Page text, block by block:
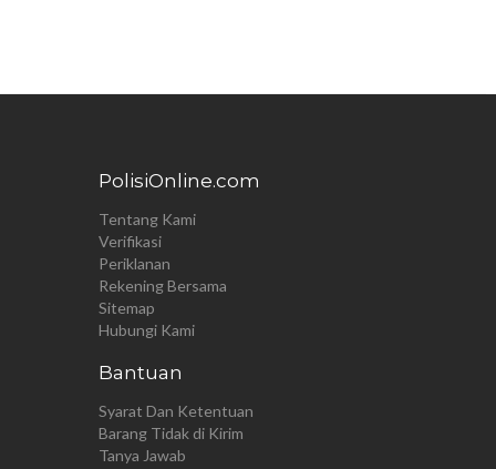
PolisiOnline.com
Tentang Kami
Verifikasi
Periklanan
Rekening Bersama
Sitemap
Hubungi Kami
Bantuan
Syarat Dan Ketentuan
Barang Tidak di Kirim
Tanya Jawab